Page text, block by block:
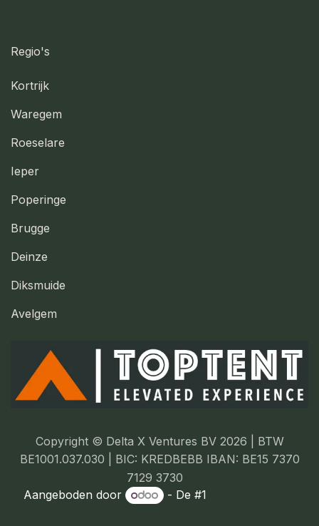
Regio's
Kortrijk
Waregem
Roeselare
Ieper
Poperinge
Brugge
Deinze
Diksmuide
Avelgem
Copyright © Delta X Ventures BV 2026 | BTW
BE1001.037.030 | BIC: KREDBEBB IBAN: BE15 7370
7129 3730
Aangeboden door
- De #1